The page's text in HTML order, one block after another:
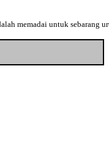
memadai untuk sebarang